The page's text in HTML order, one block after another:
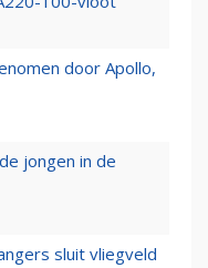
door Apollo,
jongen in de
sluit vliegveld